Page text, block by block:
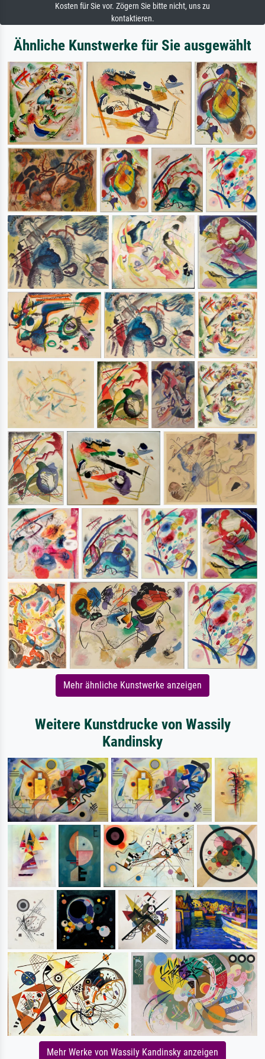
Kosten für Sie vor. Zögern Sie bitte nicht, uns zu
kontaktieren.
Ähnliche Kunstwerke für Sie ausgewählt
Mehr ähnliche Kunstwerke anzeigen
Weitere Kunstdrucke von Wassily
Kandinsky
Mehr Werke von Wassily Kandinsky anzeigen